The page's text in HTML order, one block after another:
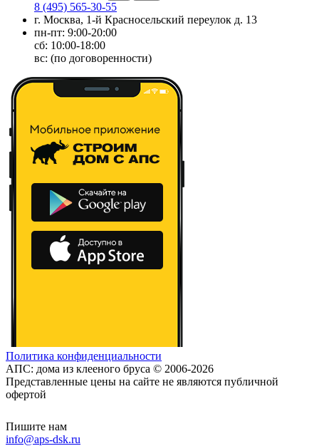
8 (495) 565-30-55
г. Москва, 1-й Красносельский переулок д. 13
пн-пт: 9:00-20:00
сб: 10:00-18:00
вс: (по договоренности)
Политика конфиденциальности
АПС: дома из клееного бруса © 2006-2026
Представленные цены на сайте не являются публичной
офертой
Пишите нам
info@aps-dsk.ru